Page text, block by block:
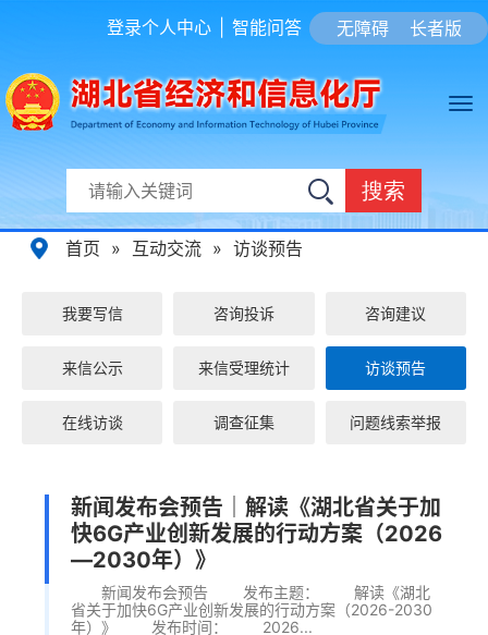
无障碍 长者版
登录个人中心 智能问答
搜索
首页 » 互动交流 » 访谈预告
我要写信 咨询投诉 咨询建议
来信公示 来信受理统计 访谈预告
在线访谈 调查征集 问题线索举报
新闻发布会预告｜解读《湖北省关于加
快6G产业创新发展的行动方案（2026
—2030年）》
新闻发布会预告 发布主题： 解读《湖北
省关于加快6G产业创新发展的行动方案（2026-2030
年）》 发布时间： 2026...